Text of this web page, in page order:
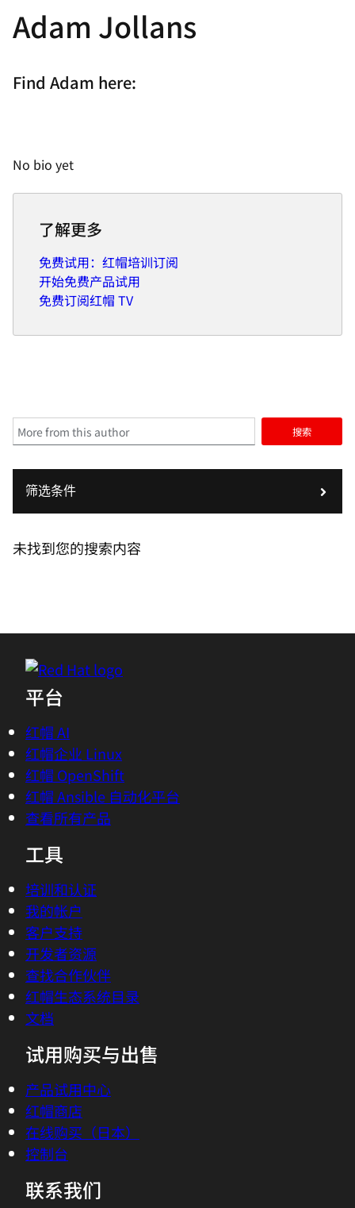
Adam Jollans
Find Adam here:
No bio yet
了解更多
免费试用：红帽培训订阅
开始免费产品试用
免费订阅红帽 TV
搜索
筛选条件
未找到您的搜索内容
平台
红帽 AI
红帽企业 Linux
红帽 OpenShift
红帽 Ansible 自动化平台
查看所有产品
工具
培训和认证
我的帐户
客户支持
开发者资源
查找合作伙伴
红帽生态系统目录
文档
试用购买与出售
产品试用中心
红帽商店
在线购买（日本）
控制台
联系我们